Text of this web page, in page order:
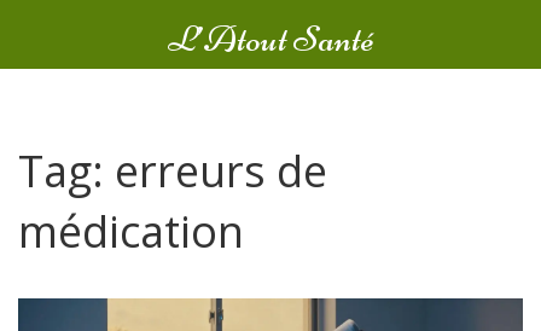
L’Atout Santé
Tag: erreurs de
médication